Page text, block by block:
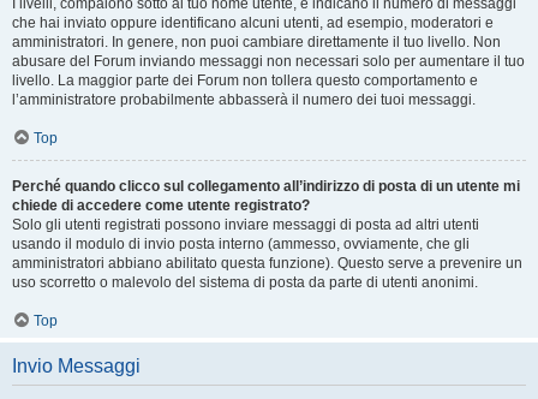
I livelli, compaiono sotto al tuo nome utente, e indicano il numero di messaggi
che hai inviato oppure identificano alcuni utenti, ad esempio, moderatori e
amministratori. In genere, non puoi cambiare direttamente il tuo livello. Non
abusare del Forum inviando messaggi non necessari solo per aumentare il tuo
livello. La maggior parte dei Forum non tollera questo comportamento e
l’amministratore probabilmente abbasserà il numero dei tuoi messaggi.
Top
Perché quando clicco sul collegamento all’indirizzo di posta di un utente mi
chiede di accedere come utente registrato?
Solo gli utenti registrati possono inviare messaggi di posta ad altri utenti
usando il modulo di invio posta interno (ammesso, ovviamente, che gli
amministratori abbiano abilitato questa funzione). Questo serve a prevenire un
uso scorretto o malevolo del sistema di posta da parte di utenti anonimi.
Top
Invio Messaggi